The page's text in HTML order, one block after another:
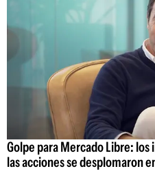
Golpe para Mercado Libre:
las acciones se desplomaron